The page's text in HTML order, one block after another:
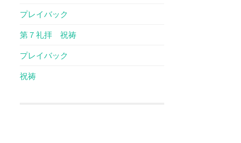
プレイバック
第７礼拝 祝祷
プレイバック
祝祷